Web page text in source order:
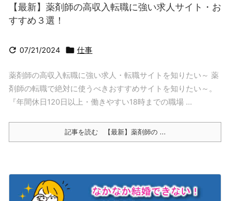
【最新】薬剤師の高収入転職に強い求人サイト・お
すすめ３選！
 07/21/2024  仕事
薬剤師の高収入転職に強い求人・転職サイトを知りたい～ 薬
剤師の転職で絶対に使うべきおすすめサイトを知りたい～。
『年間休日120日以上・働きやすい18時までの職場 ...
記事を読む 【最新】薬剤師の ...